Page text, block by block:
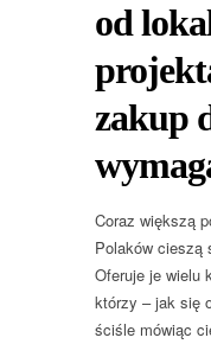
od
zakup
Coraz większą
Polaków cieszą
Oferuje je wielu
którzy – jak się
ściśle mówiąc